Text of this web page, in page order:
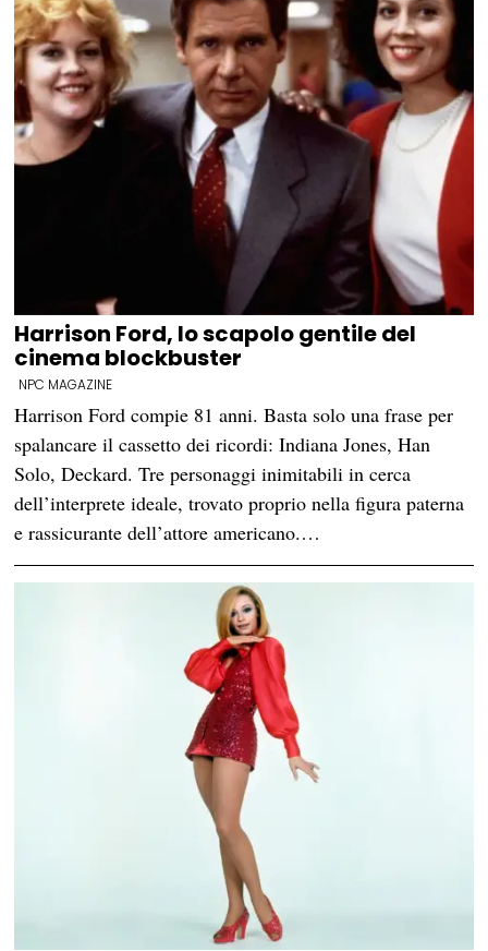
Harrison Ford, lo scapolo gentile del
cinema blockbuster
NPC MAGAZINE
Harrison Ford compie 81 anni. Basta solo una frase per
spalancare il cassetto dei ricordi: Indiana Jones, Han
Solo, Deckard. Tre personaggi inimitabili in cerca
dell’interprete ideale, trovato proprio nella figura paterna
e rassicurante dell’attore americano.…